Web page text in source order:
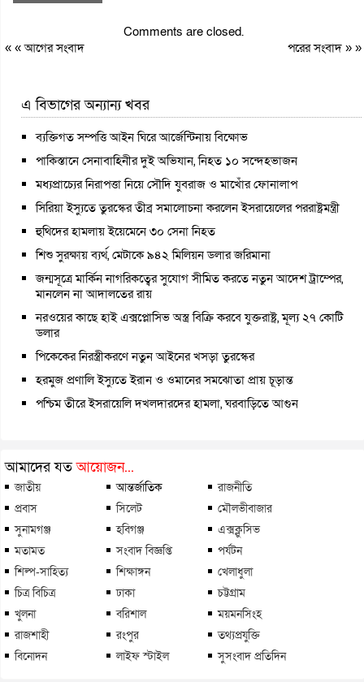
Comments are closed.
« «আগের সংবাদ পরের সংবাদ» »
এ বিভাগের অন্যান্য খবর
ব্যক্তিগত সম্পত্তি আইন ঘিরে আর্জেন্টিনায় বিক্ষোভ
পাকিস্তানে সেনাবাহিনীর দুই অভিযান, নিহত ১০ সন্দেহভাজন
মধ্যপ্রাচ্যের নিরাপত্তা নিয়ে সৌদি যুবরাজ ও মাখোঁর ফোনালাপ
সিরিয়া ইস্যুতে তুরস্কের তীব্র সমালোচনা করলেন ইসরায়েলের পররাষ্ট্রমন্ত্রী
হুথিদের হামলায় ইয়েমেনে ৩০ সেনা নিহত
শিশু সুরক্ষায় ব্যর্থ, মেটাকে ৯৪২ মিলিয়ন ডলার জরিমানা
জন্মসূত্রে মার্কিন নাগরিকত্বের সুযোগ সীমিত করতে নতুন আদেশ ট্রাম্পের,
মানলেন না আদালতের রায়
নরওয়ের কাছে হাই এক্সপ্লোসিভ অস্ত্র বিক্রি করবে যুক্তরাষ্ট্র, মূল্য ২৭ কোটি
ডলার
পিকেকের নিরস্ত্রীকরণে নতুন আইনের খসড়া তুরস্কের
হরমুজ প্রণালি ইস্যুতে ইরান ও ওমানের সমঝোতা প্রায় চূড়ান্ত
পশ্চিম তীরে ইসরায়েলি দখলদারদের হামলা, ঘরবাড়িতে আগুন
আমাদের যতআয়োজন...
জাতীয় আন্তর্জাতিক
রাজনীতি
প্রবাস
সিলেট
মৌলভীবাজার
সুনামগঞ্জ
হবিগঞ্জ
এক্সক্লুসিভ
মতামত
সংবাদ বিজ্ঞপ্তি
পর্যটন
শিল্প-সাহিত্য
শিক্ষাঙ্গন
খেলাধুলা
চিত্র বিচিত্র
ঢাকা
চট্টগ্রাম
খুলনা
বরিশাল
ময়মনসিংহ
রাজশাহী
রংপুর
তথ্যপ্রযুক্তি
বিনোদন
লাইফ স্টাইল সুসংবাদ প্রতিদিন